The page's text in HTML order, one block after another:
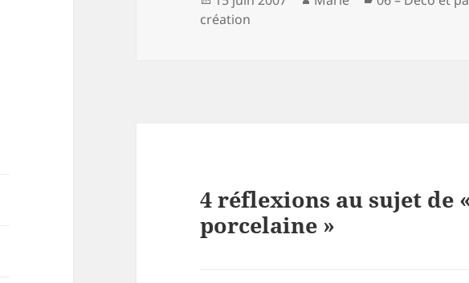
o
le
création
4 réflexions au sujet de
porcelaine »